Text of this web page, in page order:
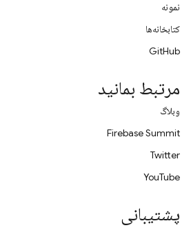
نمونه
کتابخانه‌ها
GitHub
مرتبط بمانید
وبلاگ
Firebase Summit
Twitter
YouTube
پشتیبانی